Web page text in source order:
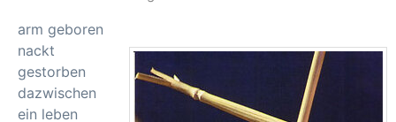
arm geboren
nackt
gestorben
dazwischen
ein leben